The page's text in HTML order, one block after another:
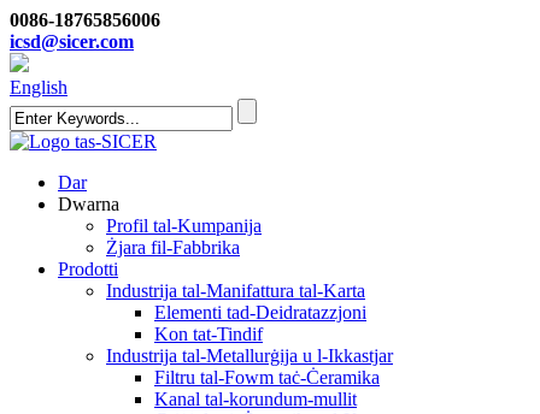
0086-18765856006
icsd@sicer.com
English
Dar
Dwarna
Profil tal-Kumpanija
Żjara fil-Fabbrika
Prodotti
Industrija tal-Manifattura tal-Karta
Elementi tad-Deidratazzjoni
Kon tat-Tindif
Industrija tal-Metallurġija u l-Ikkastjar
Filtru tal-Fowm taċ-Ċeramika
Kanal tal-korundum-mullit